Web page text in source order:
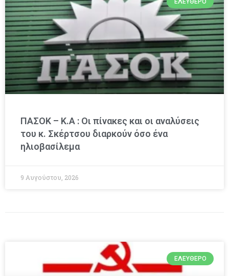
ΠΑΣΟΚ – Κ.Α : Οι πίνακες και οι αναλύσεις
του κ. Σκέρτσου διαρκούν όσο ένα
ηλιοβασίλεμα
9 Αυγούστου, 2026
ΕΛΕΎΘΕΡΟ